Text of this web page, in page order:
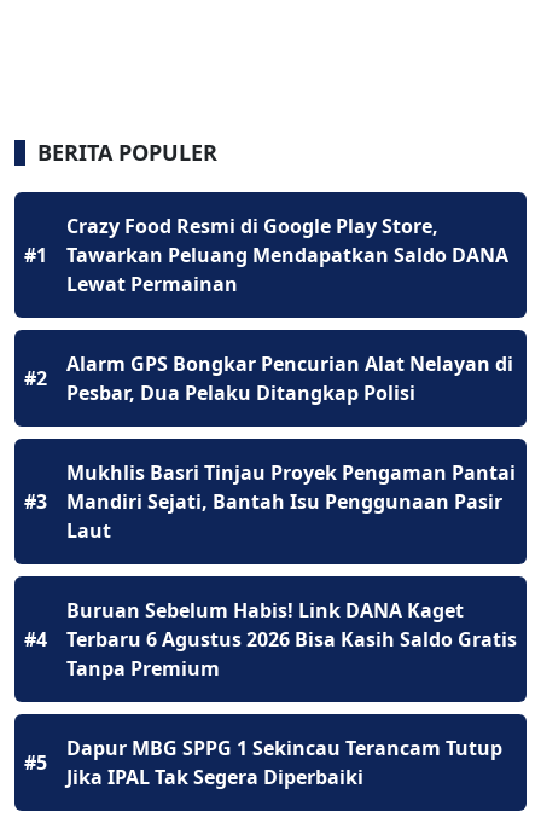
BERITA POPULER
#1
Crazy Food Resmi di Google Play Store,
Tawarkan Peluang Mendapatkan Saldo DANA
Lewat Permainan
#2
Alarm GPS Bongkar Pencurian Alat Nelayan di
Pesbar, Dua Pelaku Ditangkap Polisi
#3
Mukhlis Basri Tinjau Proyek Pengaman Pantai
Mandiri Sejati, Bantah Isu Penggunaan Pasir
Laut
#4
Buruan Sebelum Habis! Link DANA Kaget
Terbaru 6 Agustus 2026 Bisa Kasih Saldo Gratis
Tanpa Premium
#5
Dapur MBG SPPG 1 Sekincau Terancam Tutup
Jika IPAL Tak Segera Diperbaiki